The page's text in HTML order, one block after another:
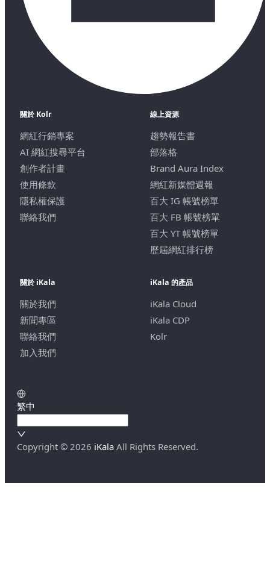
關於 Kolr
網紅行銷專案
AI 網紅搜尋平台
創作者計畫
使用條款
隱私權保護
聯絡我們
線上資源
趨勢報告書
部落格
Brand Aura Index
網紅新媒體週報
百大 IG 帳號榜單
百大 FB 帳號榜單
百大 YT 帳號榜單
歷屆網紅排行榜
關於 iKala
關於我們
新聞專區
聯絡我們
加入我們
iKala 的產品
iKala Cloud
iKala CDP
Kolr
繁中
Copyright © 2026 iKala All Rights Reserved.